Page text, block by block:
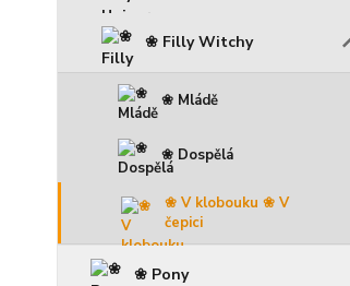
❀ Filly Witchy
❀ Mládě
❀ Dospělá
❀ V klobouku ❀ V
čepici
❀ Pony